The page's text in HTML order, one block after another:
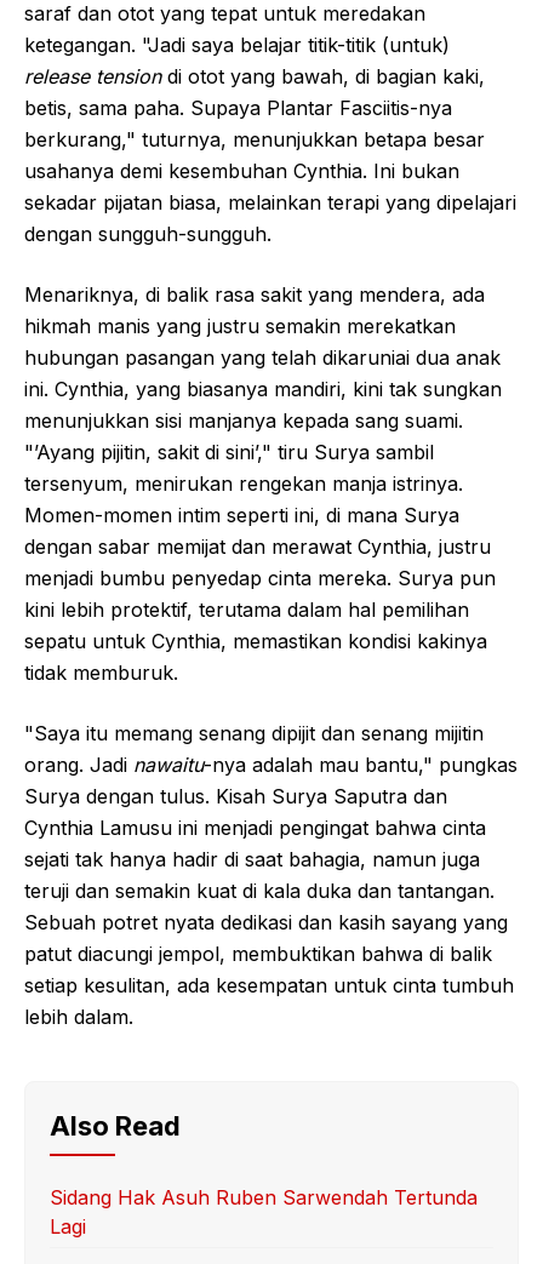
saraf dan otot yang tepat untuk meredakan
ketegangan. "Jadi saya belajar titik-titik (untuk)
release tensiondi otot yang bawah, di bagian kaki,
betis, sama paha. Supaya Plantar Fasciitis-nya
berkurang," tuturnya, menunjukkan betapa besar
usahanya demi kesembuhan Cynthia. Ini bukan
sekadar pijatan biasa, melainkan terapi yang dipelajari
dengan sungguh-sungguh.
Menariknya, di balik rasa sakit yang mendera, ada
hikmah manis yang justru semakin merekatkan
hubungan pasangan yang telah dikaruniai dua anak
ini. Cynthia, yang biasanya mandiri, kini tak sungkan
menunjukkan sisi manjanya kepada sang suami.
"’Ayang pijitin, sakit di sini’," tiru Surya sambil
tersenyum, menirukan rengekan manja istrinya.
Momen-momen intim seperti ini, di mana Surya
dengan sabar memijat dan merawat Cynthia, justru
menjadi bumbu penyedap cinta mereka. Surya pun
kini lebih protektif, terutama dalam hal pemilihan
sepatu untuk Cynthia, memastikan kondisi kakinya
tidak memburuk.
"Saya itu memang senang dipijit dan senang mijitin
orang. Jadi nawaitu-nya adalah mau bantu," pungkas
Surya dengan tulus. Kisah Surya Saputra dan
Cynthia Lamusu ini menjadi pengingat bahwa cinta
sejati tak hanya hadir di saat bahagia, namun juga
teruji dan semakin kuat di kala duka dan tantangan.
Sebuah potret nyata dedikasi dan kasih sayang yang
patut diacungi jempol, membuktikan bahwa di balik
setiap kesulitan, ada kesempatan untuk cinta tumbuh
lebih dalam.
Also Read
Sidang Hak Asuh Ruben Sarwendah Tertunda
Lagi